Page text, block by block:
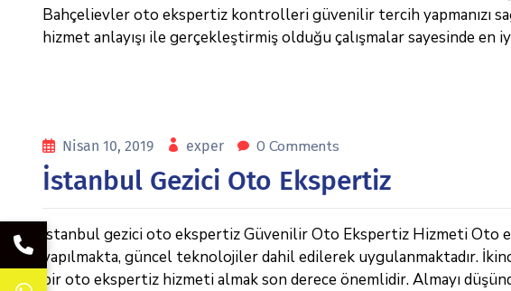
Bahçelievler oto ekspertiz kontrolleri güvenilir tercih yapmanızı
hizmet anlayışı ile gerçekleştirmiş olduğu çalışmalar sayesinde en
Nisan 10, 2019 exper 0 Comments
İstanbul Gezici Oto Ekspertiz
İstanbul gezici oto ekspertiz Güvenilir Oto Ekspertiz Hizmeti Oto
yapılmakta, güncel teknolojiler dahil edilerek uygulanmaktadır.
bir oto ekspertiz hizmeti almak son derece önemlidir. Almayı